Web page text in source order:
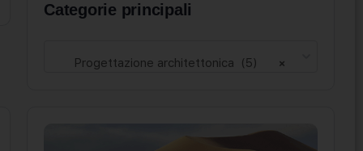
Categorie principali
×
Progettazione architettonica (5)